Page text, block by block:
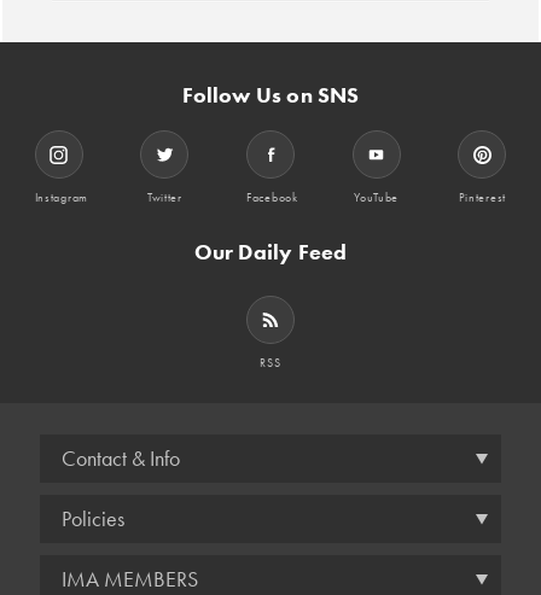
Follow Us on SNS
Instagram Twitter Facebook YouTube Pinterest
Our Daily Feed
RSS
Contact & Info
Policies
IMA MEMBERS